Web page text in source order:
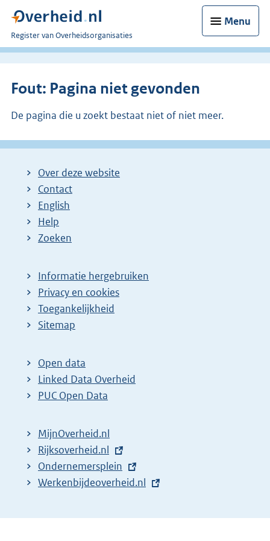
Menu
U
bent
Register van Overheidsorganisaties
Fout: Pagina niet gevonden
De pagina die u zoekt bestaat niet of niet meer.
Over deze website
Contact
English
Help
Zoeken
Informatie hergebruiken
Privacy en cookies
Toegankelijkheid
Sitemap
Open data
Linked Data Overheid
PUC Open Data
MijnOverheid.nl
E
x
t
r
Rijksoverheid.nl
E
x
e
Ondernemersplein
E
t
Werkenbijdeoverheid.nl